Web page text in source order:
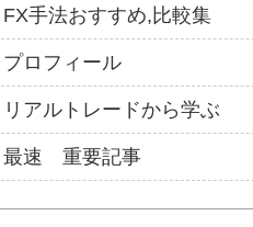
FX手法おすすめ,比較集
プロフィール
リアルトレードから学ぶ
最速 重要記事